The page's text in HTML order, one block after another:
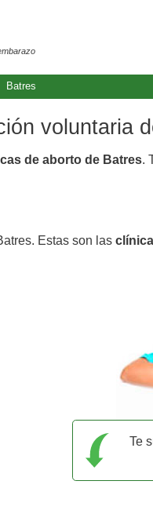
Batres
voluntaria
de aborto de Batres.
Estas son las
Te